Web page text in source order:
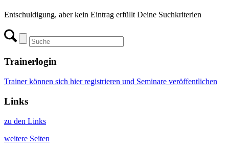
Entschuldigung, aber kein Eintrag erfüllt Deine Suchkriterien
Trainerlogin
Trainer können sich hier registrieren und Seminare veröffentlichen
Links
zu den Links
weitere Seiten